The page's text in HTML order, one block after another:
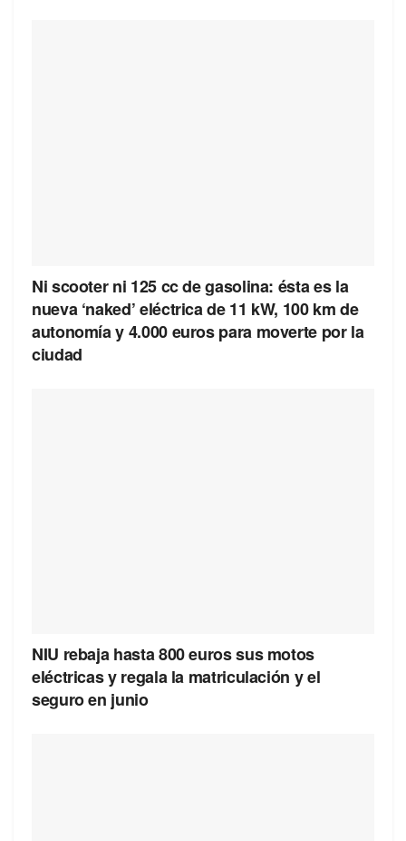
Ni scooter ni 125 cc de gasolina: ésta es la
nueva ‘naked’ eléctrica de 11 kW, 100 km de
autonomía y 4.000 euros para moverte por la
ciudad
NIU rebaja hasta 800 euros sus motos
eléctricas y regala la matriculación y el
seguro en junio